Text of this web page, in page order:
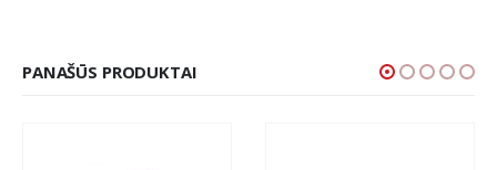
PANAŠŪS PRODUKTAI